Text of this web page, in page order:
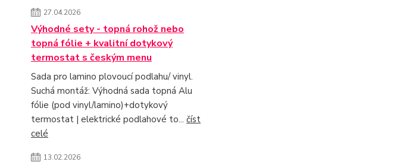
27.04.2026
Výhodné sety - topná rohož nebo
topná fólie + kvalitní dotykový
termostat s českým menu
Sada pro lamino plovoucí podlahu/ vinyl.
Suchá montáž: Výhodná sada topná Alu
fólie (pod vinyl/lamino)+dotykový
termostat | elektrické podlahové to... číst
celé
13.02.2026